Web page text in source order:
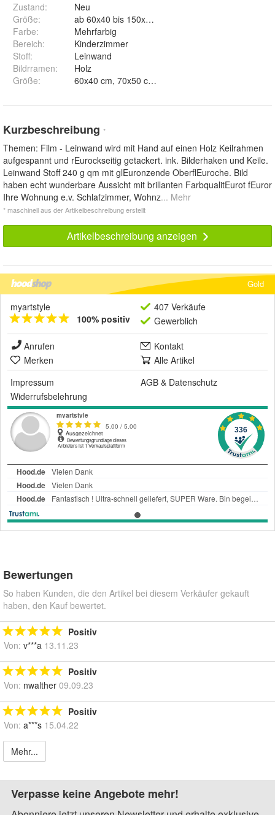
Zustand:
Neu
Größe:
ab 60x40 bis 150x100cm
Farbe:
Mehrfarbig
Bereich:
Kinderzimmer
Stoff:
Leinwand
Bildrramen:
Holz
Größe:
Kurzbeschreibung *
Themen: Film - Leinwand wird mit Hand auf einen Holz Keilrahmen
aufgespannt und rEurockseitig getackert. ink. Bilderhaken und Keile.
Leinwand Stoff 240 g qm mit glEuronzende OberflEuroche. Bild
haben echt wunderbare Aussicht mit brillanten FarbqualitEurot fEuror
Ihre Wohnung e.v. Schlafzimmer, Wohnz... Mehr
* maschinell aus der Artikelbeschreibung erstellt
Artikelbeschreibung anzeigen
Gold
myartstyle
100% positiv
407 Verkäufe
Gewerblich
Anrufen
Kontakt
Merken
Alle Artikel
Impressum
AGB & Datenschutz
Widerrufsbelehrung
Bewertungen
So haben Kunden, die den Artikel bei diesem Verkäufer gekauft
haben, den Kauf bewertet.
Positiv
Von: v***a 13.11.23
Positiv
Von: nwalther 09.09.23
Positiv
Von: a***s 15.04.22
Mehr...
Verpasse keine Angebote mehr!